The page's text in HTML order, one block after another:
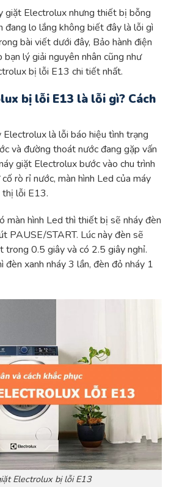
giặt Electrolux nhưng thiết bị bỗng
đang lo lắng không biết đây là lỗi gì
bài viết dưới đây, Bảo hành điện
lý giải nguyên nhân cũng như
bị lỗi E13 chi tiết nhất.
bị lỗi E13 là lỗi gì? Cách
là lỗi báo hiệu tình trạng
và đường thoát nước đang gặp vấn
giặt Electrolux bước vào chu trình
rò rỉ nước, màn hình Led của máy
lỗi E13.
màn hình Led thì thiết bị sẽ nháy đèn
PAUSE/START. Lúc này đèn sẽ
trong 0.5 giây và có 2.5 giây nghỉ.
đèn xanh nháy 3 lần, đèn đỏ nháy 1
Electrolux bị lỗi E13